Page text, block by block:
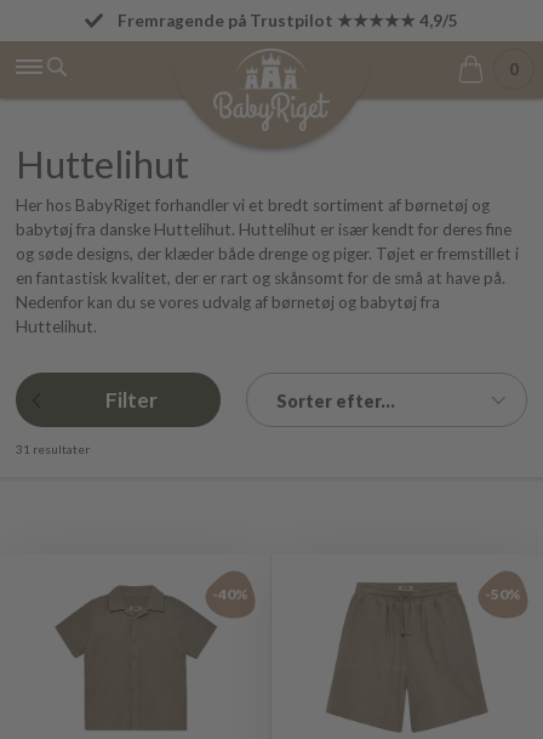
Fri fragt fra 499 kr.
Fremragende på Trustpilot ★★★★★ 4,9/5
0
Huttelihut
Her hos BabyRiget forhandler vi et bredt sortiment af børnetøj og
babytøj fra danske Huttelihut. Huttelihut er især kendt for deres fine
og søde designs, der klæder både drenge og piger. Tøjet er fremstillet i
en fantastisk kvalitet, der er rart og skånsomt for de små at have på.
Nedenfor kan du se vores udvalg af børnetøj og babytøj fra
Huttelihut.
Filter Sorter efter...
31 resultater
-40% -50%